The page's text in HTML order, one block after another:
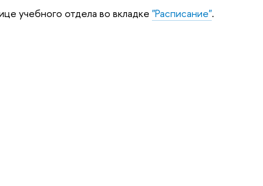
учебного отдела во вкладке"Расписание".